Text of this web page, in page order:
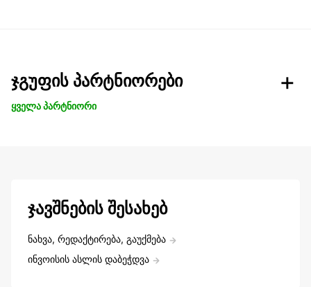
ჯგუფის პარტნიორები
ყველა პარტნიორი
ჯავშნების შესახებ
ნახვა, რედაქტირება, გაუქმება
ინვოისის ასლის დაბეჭდვა